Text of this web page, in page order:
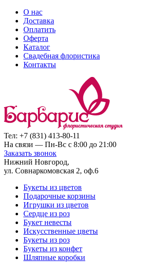
О нас
Доставка
Оплатить
Оферта
Каталог
Свадебная флористика
Контакты
Тел: +7 (831) 413-80-11
На связи — Пн-Вс с 8:00 до 21:00
Заказать звонок
Нижний Новгород,
ул. Совнаркомовская 2, оф.6
Букеты из цветов
Подарочные корзины
Игрушки из цветов
Сердце из роз
Букет невесты
Искусственные цветы
Букеты из роз
Букеты из конфет
Шляпные коробки